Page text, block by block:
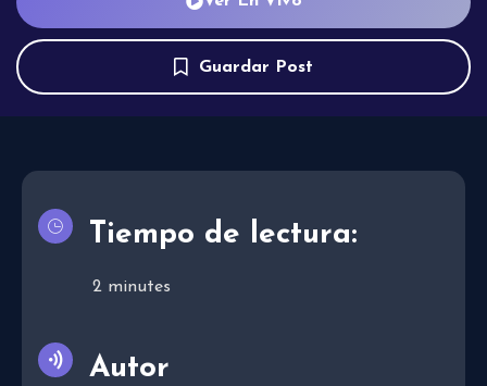
Guardar Post
Tiempo de lectura:
2 minutes
Autor